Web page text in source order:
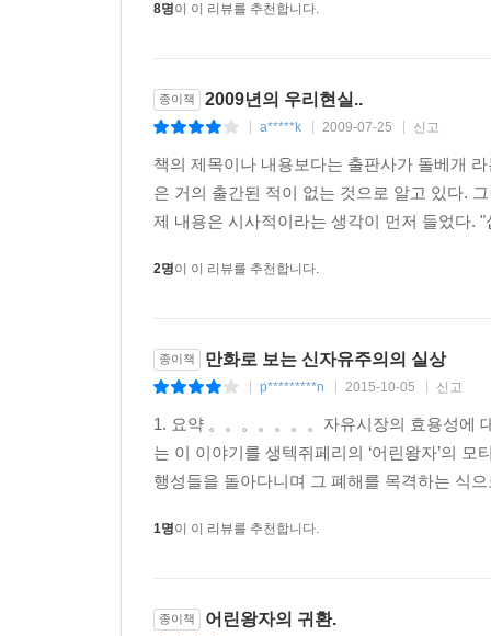
8명이 이 리뷰를 추천합니다.
종이책 2009년의 우리현실..
a*****k 2009-07-25 신고
책의 제목이나 내용보다는 출판사가 돌베개
은 거의 출간된 적이 없는 것으로 알고 있다.
제 내용은 시사적이라는 생각이 먼저 들었다.
2명이 이 리뷰를 추천합니다.
종이책 만화로 보는 신자유주의의 실상
p*********n 2015-10-05 신고
1. 요약 。。。。。。。 ​ 자유시장의 효용성
는 이 이야기를 생텍쥐페리의 ‘어린왕자’의
행성들을 돌아다니며 그 폐해를 목격하는 식
1명이 이 리뷰를 추천합니다.
종이책 어린왕자의 귀환.